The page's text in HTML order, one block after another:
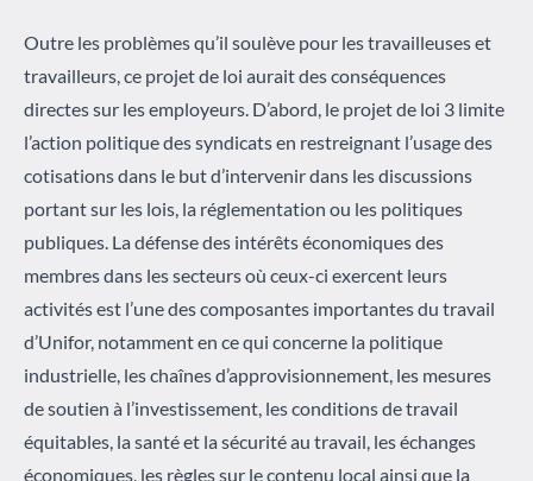
Outre les problèmes qu’il soulève pour les travailleuses et
travailleurs, ce projet de loi aurait des conséquences
directes sur les employeurs. D’abord, le projet de loi 3 limite
l’action politique des syndicats en restreignant l’usage des
cotisations dans le but d’intervenir dans les discussions
portant sur les lois, la réglementation ou les politiques
publiques. La défense des intérêts économiques des
membres dans les secteurs où ceux-ci exercent leurs
activités est l’une des composantes importantes du travail
d’Unifor, notamment en ce qui concerne la politique
industrielle, les chaînes d’approvisionnement, les mesures
de soutien à l’investissement, les conditions de travail
équitables, la santé et la sécurité au travail, les échanges
économiques, les règles sur le contenu local ainsi que la